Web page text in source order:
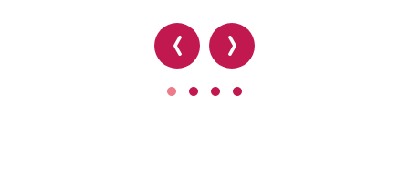
‹ ›